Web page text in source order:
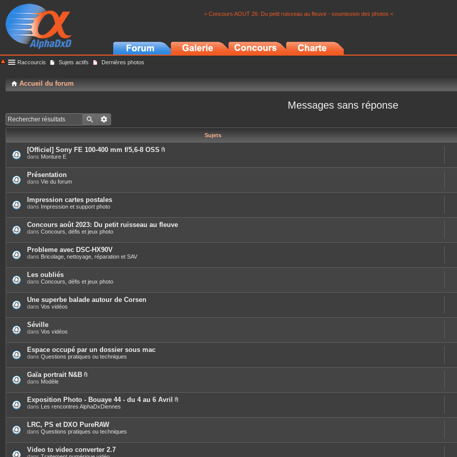
> Concours AOUT 26: Du petit ruisseau au fleuve - soumission des photos <
Raccourcis Sujets actifs Dernières photos
Accueil du forum
Messages sans réponse
Sujets
[Officiel] Sony FE 100-400 mm f/5,6-8 OSS
è
j
t
e
s
dans Monture E
Présentation
dans Vie du forum
Impression cartes postales
dans Impression et support photo
Concours août 2023: Du petit ruisseau au fleuve
dans Concours, défis et jeux photo
Probleme avec DSC-HX90V
dans Bricolage, nettoyage, réparation et SAV
Les oubliés
dans Concours, défis et jeux photo
Une superbe balade autour de Corsen
dans Vos vidéos
Séville
dans Vos vidéos
Espace occupé par un dossier sous mac
dans Questions pratiques ou techniques
Gaïa portrait N&B
è
c
e
s
j
o
i
n
t
e
s
dans Modèle
Exposition Photo - Bouaye 44 - du 4 au 6 Avril
è
j
dans Les rencontres AlphaDxDiennes
LRC, PS et DXO PureRAW
dans Questions pratiques ou techniques
Video to video converter 2.7